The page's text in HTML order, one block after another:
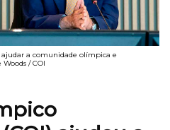
a comunidade olímpica e
/ COI